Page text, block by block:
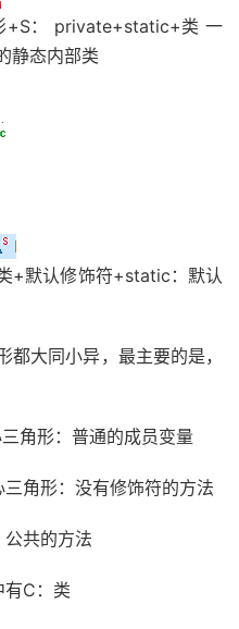
+S： private+static+类 一
静态内部类
+默认修饰符+static：默认
同小异，最主要的是，
普通的成员变量
没有修饰符的方法
方法
：类